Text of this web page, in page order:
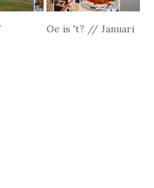
Oe is 't? // Januari